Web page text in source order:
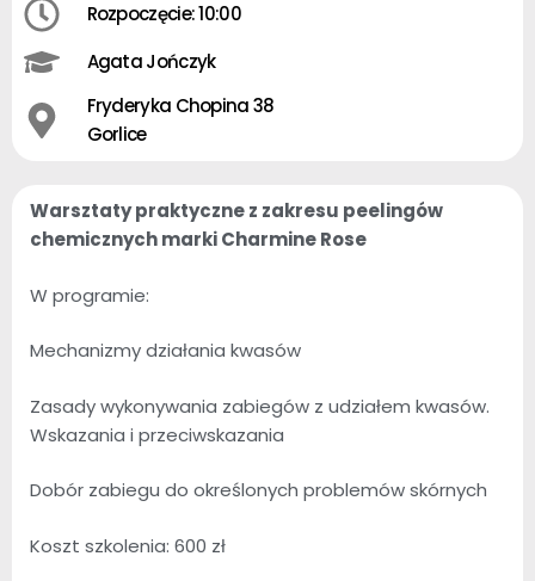
Rozpoczęcie: 10:00
Agata Jończyk
Fryderyka Chopina 38
Gorlice
Warsztaty praktyczne z zakresu peelingów
chemicznych marki Charmine Rose
W programie:
Mechanizmy działania kwasów
Zasady wykonywania zabiegów z udziałem kwasów.
Wskazania i przeciwskazania
Dobór zabiegu do określonych problemów skórnych
Koszt szkolenia: 600 zł